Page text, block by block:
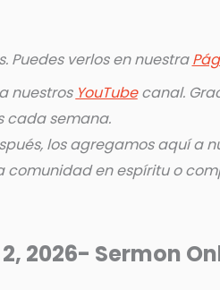
Puedes verlos en nuestra
nuestros YouTubecanal.
cada semana.
los agregamos aquí a
en espíritu o
2026- Sermon